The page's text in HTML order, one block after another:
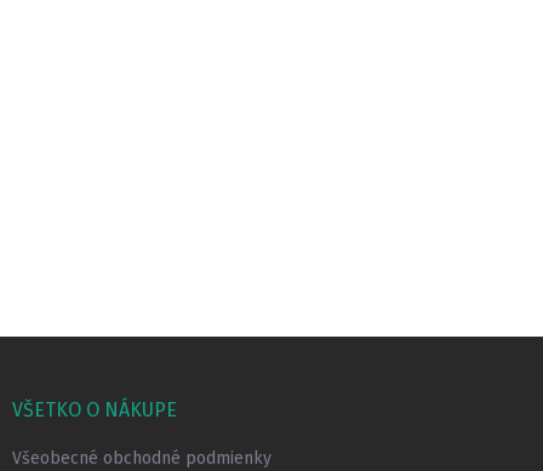
pVŠETKO O NÁKUPE
Všeobecné obchodné podmienky